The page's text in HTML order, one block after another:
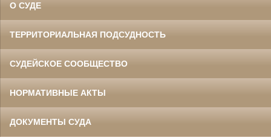
О СУДЕ
ТЕРРИТОРИАЛЬНАЯ ПОДСУДНОСТЬ
СУДЕЙСКОЕ СООБЩЕСТВО
НОРМАТИВНЫЕ АКТЫ
ДОКУМЕНТЫ СУДА